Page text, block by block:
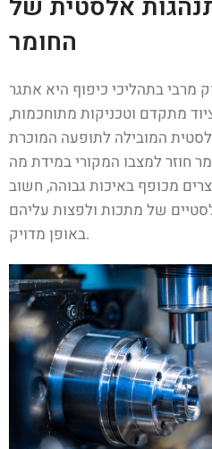
אלסטית של
החומר
בתהליכי כיפוף היא אתגר
מתקדם וטכניקות מתוחכמות,
המובילה לתופעה המוכרת
חוזר למצבו המקורי במידת מה
מכופף באיכות גבוהה, חשוב
של מתכות ולפצות עליהם
באופן מדויק.